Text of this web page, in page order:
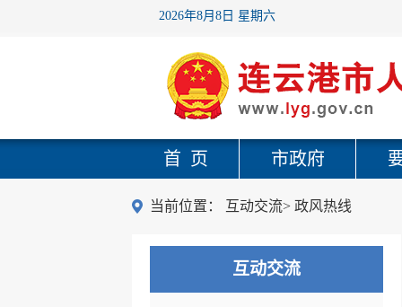
2026年8月8日 星期六
首 页 市政府
当前位置： 互动交流> 政风热线
互动交流